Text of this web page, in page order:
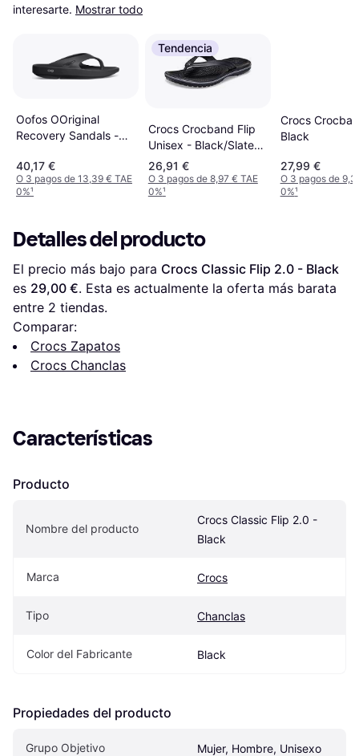
interesarte. Mostrar todo
Oofos OOriginal
Recovery Sandals -
40,17 €
O 3 pagos de 13,39 € TAE
0%¹
Tendencia
Crocs Crocband Flip
Unisex - Black/Slate
Grey
26,91 €
O 3 pagos de 8,97 € TAE
0%¹
Crocs
Black
27,99 €
O 3 pagos de
0%¹
Detalles del producto
El precio más bajo para Crocs Classic Flip 2.0 - Black
es 29,00 €. Esta es actualmente la oferta más barata
entre 2 tiendas.
Comparar:
Crocs Zapatos
Crocs Chanclas
Características
Producto
Nombre del producto
Crocs Classic Flip 2.0 -
Black
Marca Crocs
Tipo Chanclas
Color del Fabricante Black
Propiedades del producto
Grupo Objetivo Mujer, Hombre, Unisexo